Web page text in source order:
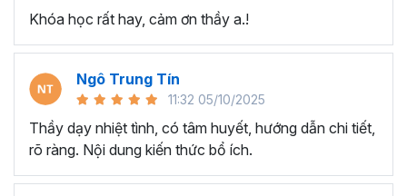
► Giúp người làm việc trong môi trường công sở thực hiện
Video trực quan để follow quy trình, dự án của phòng ban.
► Giúp giảng viên, giáo viên số hoá những bài giảng một
cách chuyên nghiệp và sinh động, đặc biệt là quá trình ôn
tập bài cho học viên.
► Giúp nhà sáng tạo có thể tạo ra những video triệu view
và video xu hướng.
Khóa học rất hay, cảm ơn thầy a.!
Ngô Trung Tín
11:32 05/10/2025
Thầy dạy nhiệt tình, có tâm huyết, hướng dẫn chi tiết,
rõ ràng. Nội dung kiến thức bổ ích.